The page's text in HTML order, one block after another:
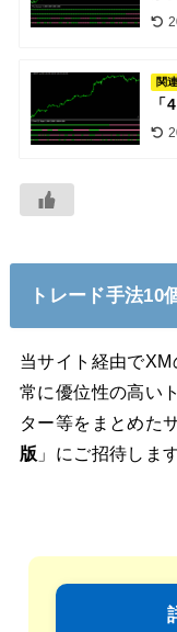
関
トレード手法10
当サイト経由で
常に優位性の高い
ター等をまとめた
版 」にご招待します